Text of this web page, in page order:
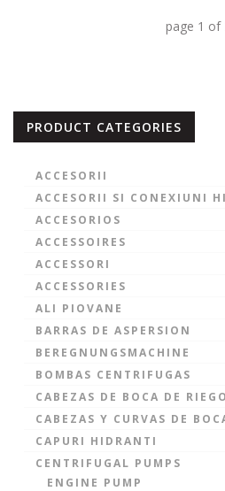
page 1 of
PRODUCT CATEGORIES
ACCESORII
ACCESORII SI CONEXIUNI
ACCESORIOS
ACCESSOIRES
ACCESSORI
ACCESSORIES
ALI PIOVANE
BARRAS DE ASPERSION
BEREGNUNGSMACHINE
BOMBAS CENTRIFUGAS
CABEZAS DE BOCA DE RIEGO
CABEZAS Y CURVAS DE
CAPURI HIDRANTI
CENTRIFUGAL PUMPS
ENGINE PUMP